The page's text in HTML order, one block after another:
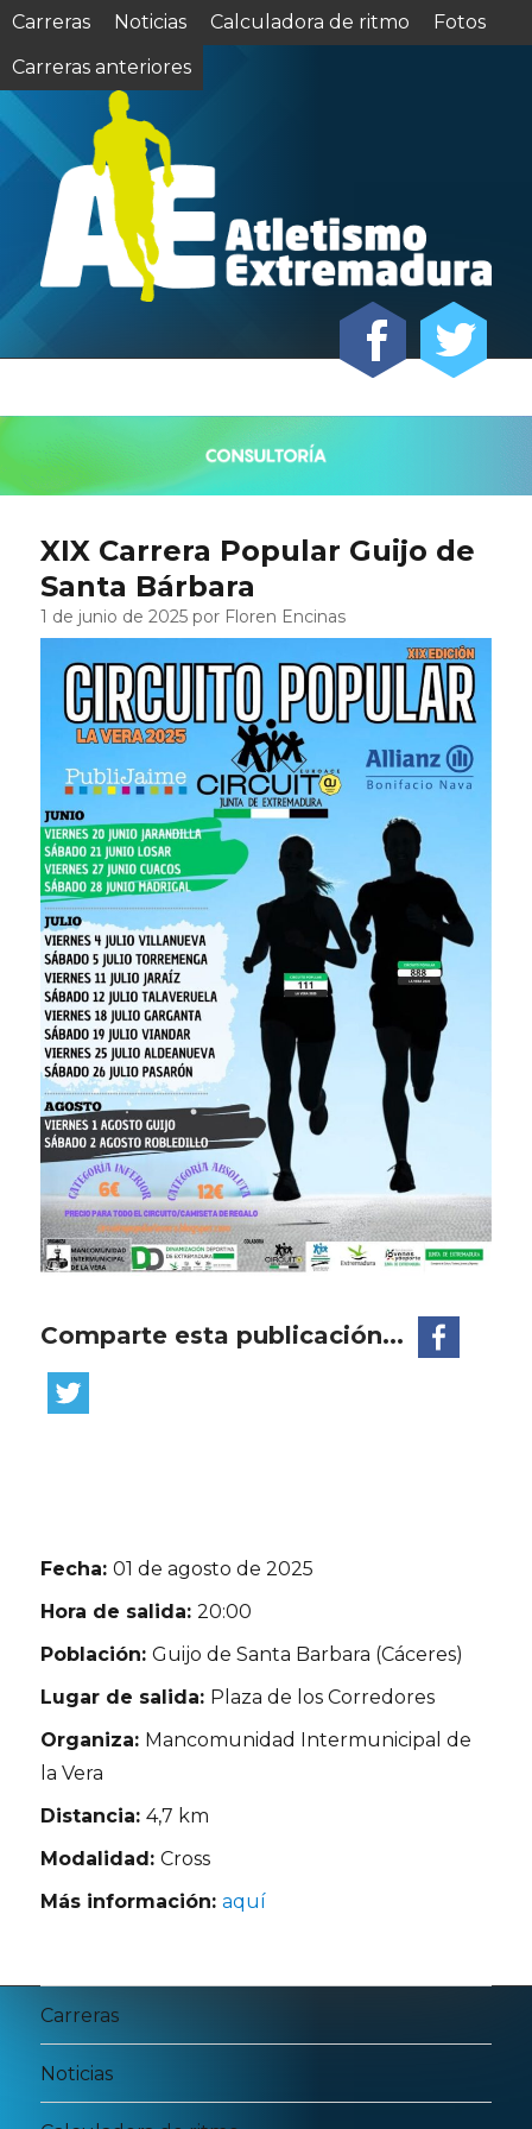
Carreras Noticias Calculadora de ritmo
Fotos
Carreras anteriores
XIX Carrera Popular Guijo de
Santa Bárbara
1 de junio de 2025 por Floren Encinas
Comparte esta publicación...
Fecha:01 de agosto de 2025
Hora de salida:20:00
Población:Guijo de Santa Barbara (Cáceres)
Lugar de salida: Plaza de los Corredores
Organiza: Mancomunidad Intermunicipal de
la Vera
Distancia:4,7 km
Modalidad:Cross
Más información:aquí
Carreras
Noticias